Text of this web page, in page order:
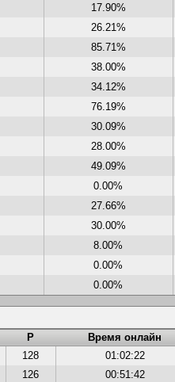
17.90%
26.21%
85.71%
38.00%
34.12%
76.19%
30.09%
28.00%
49.09%
0.00%
27.66%
30.00%
8.00%
0.00%
0.00%
Р Время онлайн
128 01:02:22
126 00:51:42